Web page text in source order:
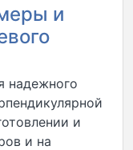
и
надежного
и
и на